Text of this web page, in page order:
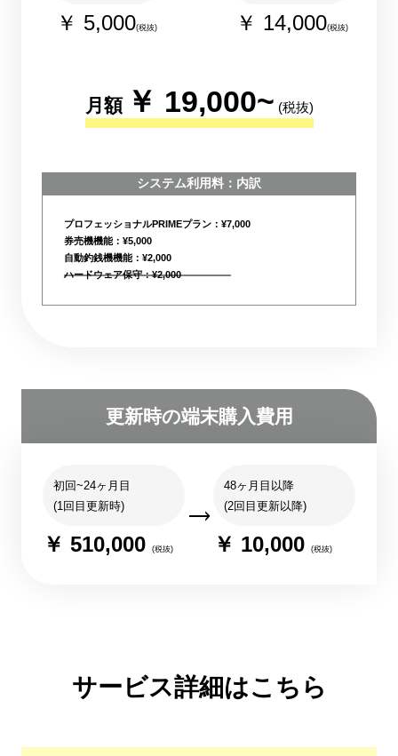
￥ 5,000(税抜) ￥ 14,000(税抜)
月額 ￥ 19,000~ (税抜)
システム利用料：内訳
プロフェッショナルPRIMEプラン：¥7,000
券売機機能：¥5,000
自動釣銭機機能：¥2,000
ハードウェア保守：¥2,000
更新時の端末購入費用
初回~24ヶ月目
(1回目更新時)
￥ 510,000(税抜)
48ヶ月目以降
(2回目更新以降)
￥ 10,000(税抜)
サービス詳細はこちら